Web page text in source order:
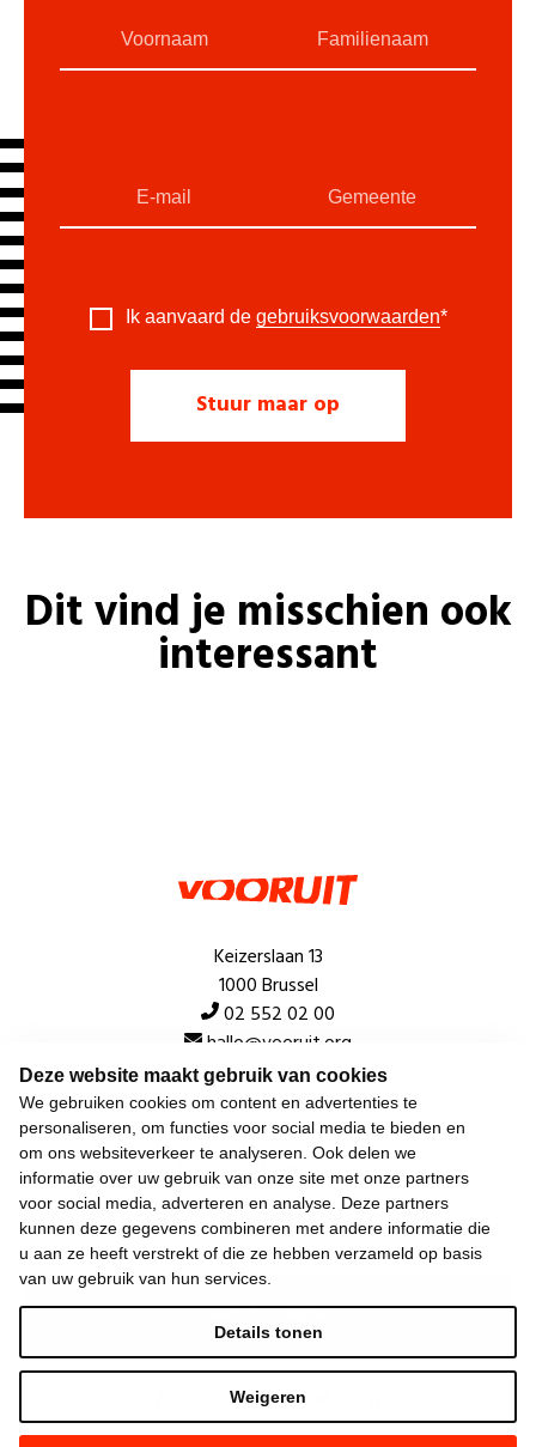
Deze website maakt gebruik van cookies
We gebruiken cookies om content en advertenties te
personaliseren, om functies voor social media te bieden en
om ons websiteverkeer te analyseren. Ook delen we
informatie over uw gebruik van onze site met onze partners
voor social media, adverteren en analyse. Deze partners
kunnen deze gegevens combineren met andere informatie die
u aan ze heeft verstrekt of die ze hebben verzameld op basis
van uw gebruik van hun services.
Weigeren
Details tonen
Ik aanvaard de gebruiksvoorwaarden*
Dit vind je misschien ook
interessant
Keizerslaan 13
1000 Brussel
02 552 02 00
hallo@vooruit.org
Snel
Over de beweging
Algemeen
Laatste nieuws